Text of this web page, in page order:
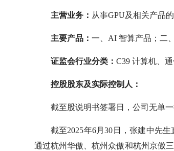
主营业务： 从事GPU及相关产品
主要产品： 一、AI 智算产品；二
证监会行业分类： C39 计算机、
控股股东及实际控制人：
截至股说明书签署日，公司无单
截至2025年6月30日，张建中先
通过杭州华傲、杭州众傲和杭州京傲